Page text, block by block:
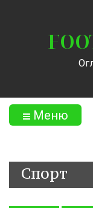
Меню
Спорт